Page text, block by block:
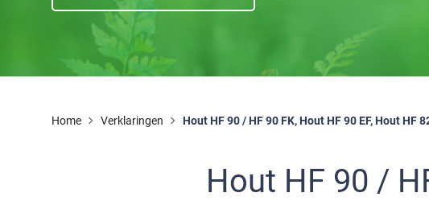
Home Verklaringen
Hout HF 90 / HF 90 FK, Hout HF 90 EF, Hout